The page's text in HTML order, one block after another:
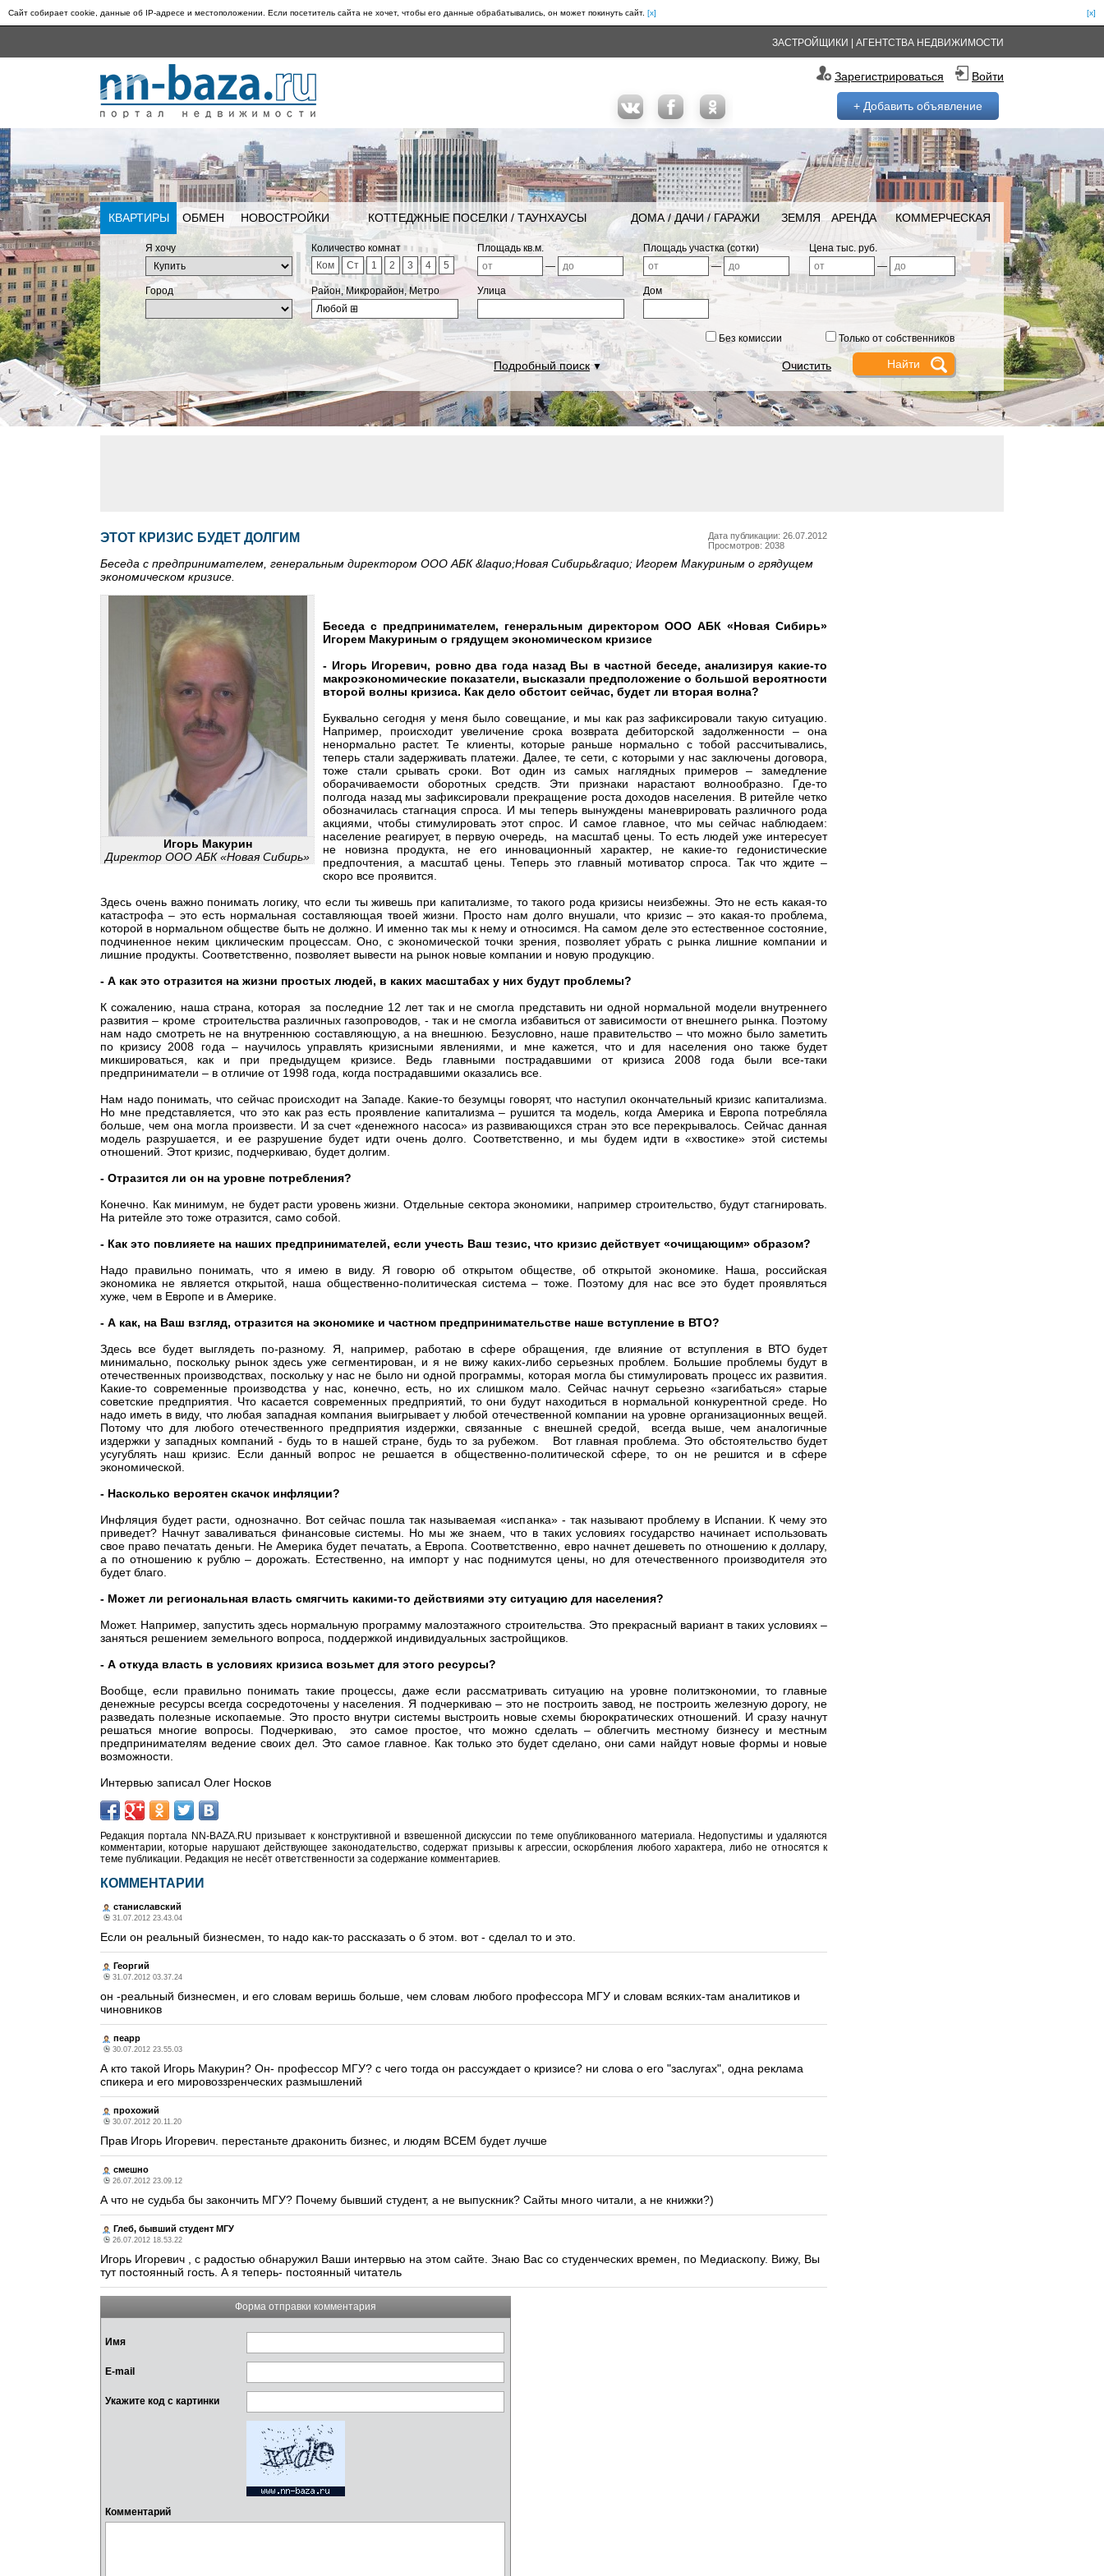
Сайт собирает cookie, данные об IP-адресе и местоположении. Если посетитель сайта не хочет, чтобы его данные обрабатывались, он может покинуть сайт. [x]
[x]
ЗАСТРОЙЩИКИ АГЕНТСТВА НЕДВИЖИМОСТИ
Зарегистрироваться Войти
+ Добавить объявление
КВАРТИРЫ ОБМЕН НОВОСТРОЙКИ КОТТЕДЖНЫЕ ПОСЕЛКИ / ТАУНХАУСЫ ДОМА / ДАЧИ / ГАРАЖИ ЗЕМЛЯ АРЕНДА КОММЕРЧЕСКАЯ
Я хочу
Количество комнат
Ком
Ст 1 2 3 4 5
Площадь кв.м.
—
Площадь участка (сотки)
—
Цена тыс. руб.
—
Город
Район, Микрорайон, Метро
Любой ⊞
Улица Дом
Без комиссии Только от собственников
Подробный поиск▼ Очистить
Дата публикации: 26.07.2012
Просмотров: 2038
ЭТОТ КРИЗИС БУДЕТ ДОЛГИМ
Беседа с предпринимателем, генеральным директором ООО АБК &laquo;Новая Сибирь&raquo; Игорем Макуриным о грядущем
экономическом кризисе.
Игорь Макурин
Директор ООО АБК «Новая Сибирь»
Беседа с предпринимателем, генеральным директором ООО АБК «Новая Сибирь»
Игорем Макуриным о грядущем экономическом кризисе
- Игорь Игоревич, ровно два года назад Вы в частной беседе, анализируя какие-то
макроэкономические показатели, высказали предположение о большой вероятности
второй волны кризиса. Как дело обстоит сейчас, будет ли вторая волна?
Буквально сегодня у меня было совещание, и мы как раз зафиксировали такую ситуацию.
Например, происходит увеличение срока возврата дебиторской задолженности – она
ненормально растет. Те клиенты, которые раньше нормально с тобой рассчитывались,
теперь стали задерживать платежи. Далее, те сети, с которыми у нас заключены договора,
тоже стали срывать сроки. Вот один из самых наглядных примеров – замедление
оборачиваемости оборотных средств. Эти признаки нарастают волнообразно. Где-то
полгода назад мы зафиксировали прекращение роста доходов населения. В ритейле четко
обозначилась стагнация спроса. И мы теперь вынуждены маневрировать различного рода
акциями, чтобы стимулировать этот спрос. И самое главное, что мы сейчас наблюдаем:
население реагирует, в первую очередь, на масштаб цены. То есть людей уже интересует
не новизна продукта, не его инновационный характер, не какие-то гедонистические
предпочтения, а масштаб цены. Теперь это главный мотиватор спроса. Так что ждите –
скоро все проявится.
Здесь очень важно понимать логику, что если ты живешь при капитализме, то такого рода кризисы неизбежны. Это не есть какая-то
катастрофа – это есть нормальная составляющая твоей жизни. Просто нам долго внушали, что кризис – это какая-то проблема,
которой в нормальном обществе быть не должно. И именно так мы к нему и относимся. На самом деле это естественное состояние,
подчиненное неким циклическим процессам. Оно, с экономической точки зрения, позволяет убрать с рынка лишние компании и
лишние продукты. Соответственно, позволяет вывести на рынок новые компании и новую продукцию.
- А как это отразится на жизни простых людей, в каких масштабах у них будут проблемы?
К сожалению, наша страна, которая за последние 12 лет так и не смогла представить ни одной нормальной модели внутреннего
развития – кроме строительства различных газопроводов, - так и не смогла избавиться от зависимости от внешнего рынка. Поэтому
нам надо смотреть не на внутреннюю составляющую, а на внешнюю. Безусловно, наше правительство – что можно было заметить
по кризису 2008 года – научилось управлять кризисными явлениями, и мне кажется, что и для населения оно также будет
микшироваться, как и при предыдущем кризисе. Ведь главными пострадавшими от кризиса 2008 года были все-таки
предприниматели – в отличие от 1998 года, когда пострадавшими оказались все.
Нам надо понимать, что сейчас происходит на Западе. Какие-то безумцы говорят, что наступил окончательный кризис капитализма.
Но мне представляется, что это как раз есть проявление капитализма – рушится та модель, когда Америка и Европа потребляла
больше, чем она могла произвести. И за счет «денежного насоса» из развивающихся стран это все перекрывалось. Сейчас данная
модель разрушается, и ее разрушение будет идти очень долго. Соответственно, и мы будем идти в «хвостике» этой системы
отношений. Этот кризис, подчеркиваю, будет долгим.
- Отразится ли он на уровне потребления?
Конечно. Как минимум, не будет расти уровень жизни. Отдельные сектора экономики, например строительство, будут стагнировать.
На ритейле это тоже отразится, само собой.
- Как это повлияете на наших предпринимателей, если учесть Ваш тезис, что кризис действует «очищающим» образом?
Надо правильно понимать, что я имею в виду. Я говорю об открытом обществе, об открытой экономике. Наша, российская
экономика не является открытой, наша общественно-политическая система – тоже. Поэтому для нас все это будет проявляться
хуже, чем в Европе и в Америке.
- А как, на Ваш взгляд, отразится на экономике и частном предпринимательстве наше вступление в ВТО?
Здесь все будет выглядеть по-разному. Я, например, работаю в сфере обращения, где влияние от вступления в ВТО будет
минимально, поскольку рынок здесь уже сегментирован, и я не вижу каких-либо серьезных проблем. Большие проблемы будут в
отечественных производствах, поскольку у нас не было ни одной программы, которая могла бы стимулировать процесс их развития.
Какие-то современные производства у нас, конечно, есть, но их слишком мало. Сейчас начнут серьезно «загибаться» старые
советские предприятия. Что касается современных предприятий, то они будут находиться в нормальной конкурентной среде. Но
надо иметь в виду, что любая западная компания выигрывает у любой отечественной компании на уровне организационных вещей.
Потому что для любого отечественного предприятия издержки, связанные с внешней средой, всегда выше, чем аналогичные
издержки у западных компаний - будь то в нашей стране, будь то за рубежом. Вот главная проблема. Это обстоятельство будет
усугублять наш кризис. Если данный вопрос не решается в общественно-политической сфере, то он не решится и в сфере
экономической.
- Насколько вероятен скачок инфляции?
Инфляция будет расти, однозначно. Вот сейчас пошла так называемая «испанка» - так называют проблему в Испании. К чему это
приведет? Начнут заваливаться финансовые системы. Но мы же знаем, что в таких условиях государство начинает использовать
свое право печатать деньги. Не Америка будет печатать, а Европа. Соответственно, евро начнет дешеветь по отношению к доллару,
а по отношению к рублю – дорожать. Естественно, на импорт у нас поднимутся цены, но для отечественного производителя это
будет благо.
- Может ли региональная власть смягчить какими-то действиями эту ситуацию для населения?
Может. Например, запустить здесь нормальную программу малоэтажного строительства. Это прекрасный вариант в таких условиях –
заняться решением земельного вопроса, поддержкой индивидуальных застройщиков.
- А откуда власть в условиях кризиса возьмет для этого ресурсы?
Вообще, если правильно понимать такие процессы, даже если рассматривать ситуацию на уровне политэкономии, то главные
денежные ресурсы всегда сосредоточены у населения. Я подчеркиваю – это не построить завод, не построить железную дорогу, не
разведать полезные ископаемые. Это просто внутри системы выстроить новые схемы бюрократических отношений. И сразу начнут
решаться многие вопросы. Подчеркиваю, это самое простое, что можно сделать – облегчить местному бизнесу и местным
предпринимателям ведение своих дел. Это самое главное. Как только это будет сделано, они сами найдут новые формы и новые
возможности.
Интервью записал Олег Носков
Редакция портала NN-BAZA.RU призывает к конструктивной и взвешенной дискуссии по теме опубликованного материала. Недопустимы и удаляются
комментарии, которые нарушают действующее законодательство, содержат призывы к агрессии, оскорбления любого характера, либо не относятся к
теме публикации. Редакция не несёт ответственности за содержание комментариев.
КОММЕНТАРИИ
станиславский
31.07.2012 23.43.04
Если он реальный бизнесмен, то надо как-то рассказать о б этом. вот - сделал то и это.
Георгий
31.07.2012 03.37.24
он -реальный бизнесмен, и его словам веришь больше, чем словам любого профессора МГУ и словам всяких-там аналитиков и
чиновников
пеарр
30.07.2012 23.55.03
А кто такой Игорь Макурин? Он- профессор МГУ? с чего тогда он рассуждает о кризисе? ни слова о его "заслугах", одна реклама
спикера и его мировоззренческих размышлений
прохожий
30.07.2012 20.11.20
Прав Игорь Игоревич. перестаньте драконить бизнес, и людям ВСЕМ будет лучше
смешно
26.07.2012 23.09.12
А что не судьба бы закончить МГУ? Почему бывший студент, а не выпускник? Сайты много читали, а не книжки?)
Глеб, бывший студент МГУ
26.07.2012 18.53.22
Игорь Игоревич , с радостью обнаружил Ваши интервью на этом сайте. Знаю Вас со студенческих времен, по Медиаскопу. Вижу, Вы
тут постоянный гость. А я теперь- постоянный читатель
Форма отправки комментария
Имя
E-mail
Укажите код с картинки
Комментарий